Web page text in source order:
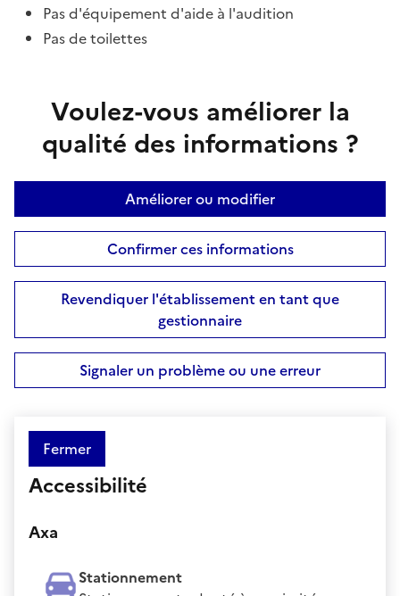
Pas d'équipement d'aide à l'audition
Pas de toilettes
Voulez-vous améliorer la
qualité des informations ?
Améliorer ou modifier
Confirmer ces informations
Revendiquer l'établissement en tant que
gestionnaire
Signaler un problème ou une erreur
Fermer
Accessibilité
Axa
Stationnement